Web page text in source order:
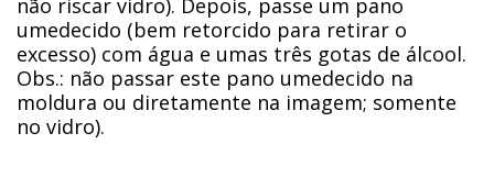
umedecido (bem retorcido para retirar o
excesso) com água e umas três gotas de álcool.
Obs.: não passar este pano umedecido na
moldura ou diretamente na imagem; somente
no vidro).